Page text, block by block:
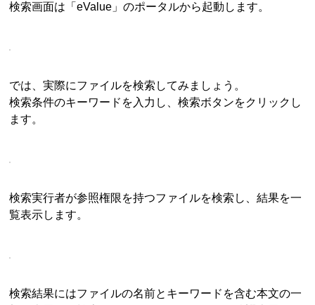
検索画面は「eValue」のポータルから起動します。
では、実際にファイルを検索してみましょう。
検索条件のキーワードを入力し、検索ボタンをクリックし
ます。
検索実行者が参照権限を持つファイルを検索し、結果を一
覧表示します。
検索結果にはファイルの名前とキーワードを含む本文の一